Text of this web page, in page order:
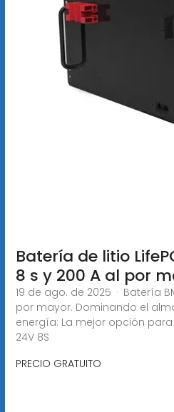
Batería de litio
8 s y 200 A al por
19 de ago. de 2025 · Batería
por mayor. Dominando el
energía: La mejor opción para
24V 8S
PRECIO GRATUITO